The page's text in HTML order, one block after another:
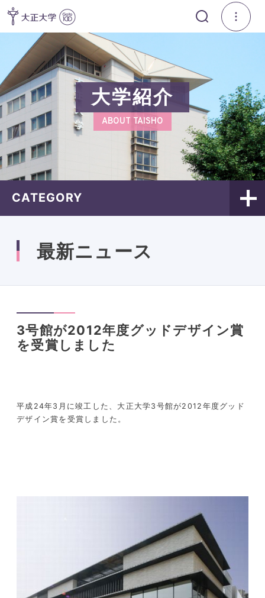
大学紹介
ABOUT TAISHO
CATEGORY
最新ニュース
3号館が2012年度グッドデザイン賞
を受賞しました
平成24年3月に竣工した、大正大学3号館が2012年度グッド
デザイン賞を受賞しました。